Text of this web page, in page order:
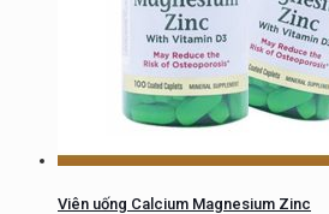
Viên uống Calcium Magnesium Zinc